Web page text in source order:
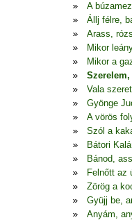
A
Állj félre,
Arass,
Mikor
Mikor a
Vala
Gyönge
A vörös
Szól a
Bátori
Bánod,
Felnőtt az
Zörög a
Gyüjj be,
Anyám,